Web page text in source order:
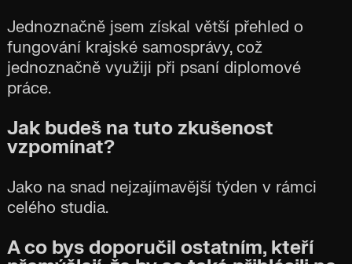
Jednoznačně jsem získal větší přehled o
fungování krajské samosprávy, což
jednoznačně využiji při psaní diplomové
práce.
Jak budeš na tuto zkušenost
vzpomínat?
Jako na snad nejzajímavější týden v rámci
celého studia.
A co bys doporučil ostatním, kteří